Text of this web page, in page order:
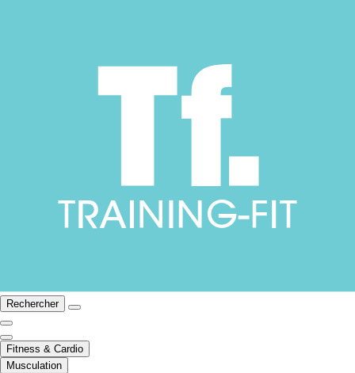
Rechercher
Fitness & Cardio
Musculation